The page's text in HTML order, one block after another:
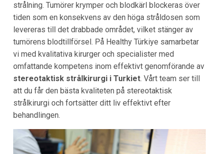
strålning. Tumörer krymper och blodkärl blockeras över
tiden som en konsekvens av den höga stråldosen som
levereras till det drabbade området, vilket stänger av
tumörens blodtillförsel. På Healthy Türkiye samarbetar
vi med kvalitativa kirurger och specialister med
omfattande kompetens inom effektivt genomförande av
stereotaktisk strålkirurgi i Turkiet. Vårt team ser till
att du får den bästa kvaliteten på stereotaktisk
strålkirurgi och fortsätter ditt liv effektivt efter
behandlingen.